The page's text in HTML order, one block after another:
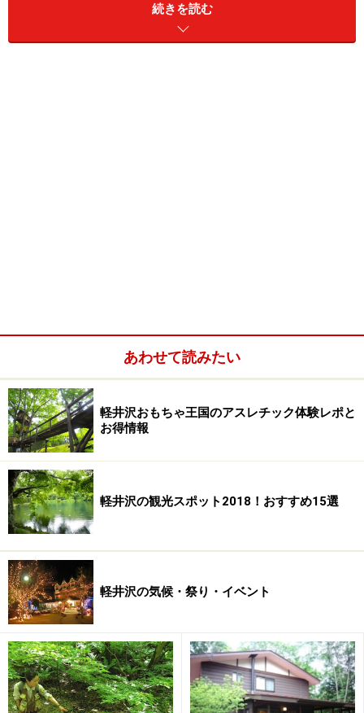
して描かれているほどの名所です。
※記事内容は執筆時点のものです。最新の内容をご確認くださ
い。
続きを読む
あわせて読みたい
軽井沢おもちゃ王国のアスレチック体験レポと
お得情報
軽井沢の観光スポット2018！おすすめ15選
軽井沢の気候・祭り・イベント